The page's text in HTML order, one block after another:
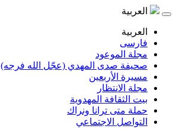
العربية
العربية
فارسی
مجلة الموعود
صحيفة صدى المهدي (عجّل الله فرجه)
مسيرة الأربعين
مجلة الانتظار
بيت الثقافة المهدوية
حملة متى ترانا ونراك
التواصل الاجتماعي